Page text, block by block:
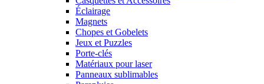
Éclairage
Magnets
Chopes et Gobelets
Jeux et Puzzles
Porte-clés
Matériaux pour laser
Panneaux sublimables